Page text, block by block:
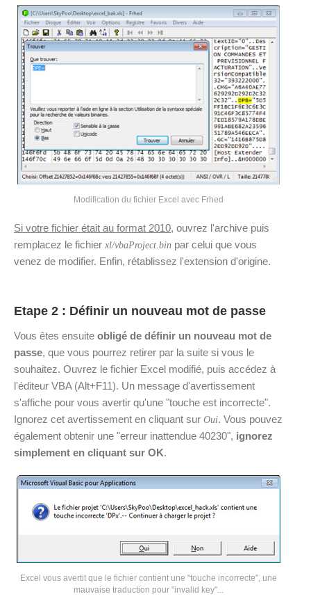
Modification du fichier Excel avec Frhed
Si votre fichier était au format 2010, ouvrez l'archive puis
remplacez le fichier xl/vbaProject.bin par celui que vous
venez de modifier. Enfin, rétablissez l'extension d'origine.
Etape 2 : Définir un nouveau mot de passe
Vous êtes ensuite obligé de définir un nouveau mot de
passe, que vous pourrez retirer par la suite si vous le
souhaitez. Ouvrez le fichier Excel modifié, puis accédez à
l'éditeur VBA (Alt+F11). Un message d'avertissement
s'affiche pour vous avertir qu'une "touche est incorrecte".
Ignorez cet avertissement en cliquant sur Oui. Vous pouvez
également obtenir une "erreur inattendue 40230", ignorez
simplement en cliquant sur OK.
Excel vous avertit que le fichier contient une "touche incorrecte", une
mauvaise traduction pour "invalid key"...